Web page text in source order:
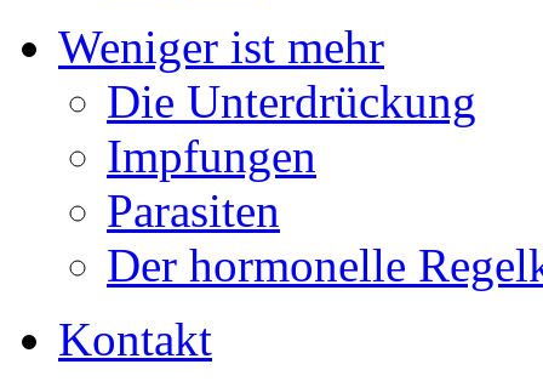
Weniger ist mehr
Die Unterdrückung
Impfungen
Parasiten
Der hormonelle
Kontakt